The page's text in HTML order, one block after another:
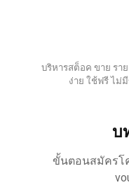
บริหารสต็อค ขาย รา
ง่าย ใช้ฟรี ไม่
บ
ขั้นตอนสมัครโค